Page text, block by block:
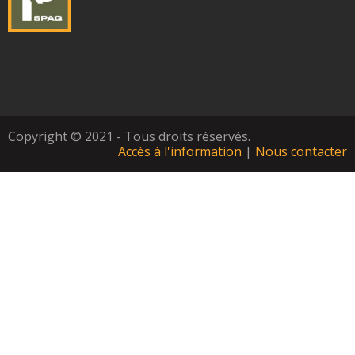
Copyright © 2021 - Tous droits réservés.
Accès à l'information | Nous contacter